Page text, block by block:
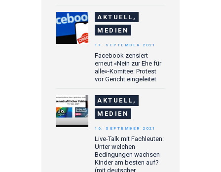
AKTUELL,
MEDIEN
Facebook zensiert
erneut «Nein zur Ehe für
alle»-Komitee: Protest
vor Gericht eingeleitet
17. SEPTEMBER 2021
AKTUELL,
MEDIEN
Live-Talk mit Fachleuten:
Unter welchen
Bedingungen wachsen
Kinder am besten auf?
(mit deutscher
16. SEPTEMBER 2021